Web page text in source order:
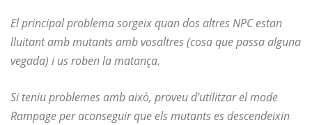
El principal problema sorgeix quan dos altres NPC estan
lluitant amb mutants amb vosaltres (cosa que passa alguna
vegada) i us roben la matança.
Si teniu problemes amb això, proveu d'utilitzar el mode
Rampage per aconseguir que els mutants es descendeixin